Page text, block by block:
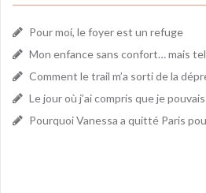
Pour moi, le foyer est un refuge
Mon enfance sans confort… mais
Comment le trail m’a sorti de la
Le jour où j’ai compris que je
Pourquoi Vanessa a quitté Paris